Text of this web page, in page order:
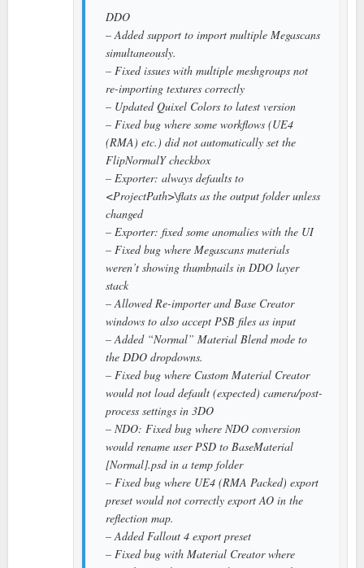
DDO
– Added support to import multiple Megascans
simultaneously.
– Fixed issues with multiple meshgroups not
re-importing textures correctly
– Updated Quixel Colors to latest version
– Fixed bug where some workflows (UE4
(RMA) etc.) did not automatically set the
FlipNormalY checkbox
– Exporter: always defaults to
<ProjectPath>\flats as the output folder unless
changed
– Exporter: fixed some anomalies with the UI
– Fixed bug where Megascans materials
weren’t showing thumbnails in DDO layer
stack
– Allowed Re-importer and Base Creator
windows to also accept PSB files as input
– Added “Normal” Material Blend mode to
the DDO dropdowns.
– Fixed bug where Custom Material Creator
would not load default (expected) camera/post-
process settings in 3DO
– NDO: Fixed bug where NDO conversion
would rename user PSD to BaseMaterial
[Normal].psd in a temp folder
– Fixed bug where UE4 (RMA Packed) export
preset would not correctly export AO in the
reflection map.
– Added Fallout 4 export preset
– Fixed bug with Material Creator where